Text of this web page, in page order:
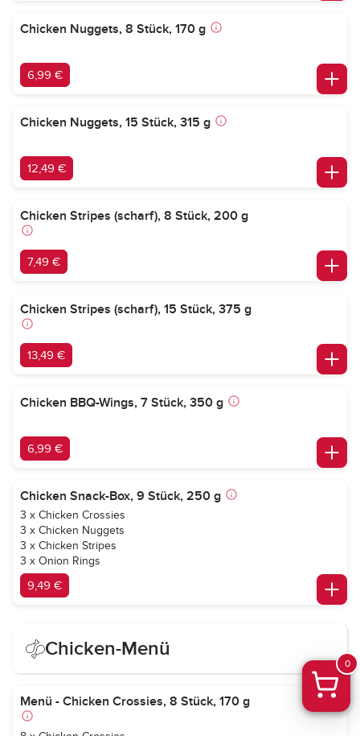
Chicken Nuggets, 8 Stück, 170 g
6,99 €
Chicken Nuggets, 15 Stück, 315 g
12,49 €
Chicken Stripes (scharf), 8 Stück, 200 g
7,49 €
Chicken Stripes (scharf), 15 Stück, 375 g
13,49 €
Chicken BBQ-Wings, 7 Stück, 350 g
6,99 €
Chicken Snack-Box, 9 Stück, 250 g
3 x Chicken Crossies
3 x Chicken Nuggets
3 x Chicken Stripes
3 x Onion Rings
9,49 €
Chicken-Menü
Menü - Chicken Crossies, 8 Stück, 170 g
0